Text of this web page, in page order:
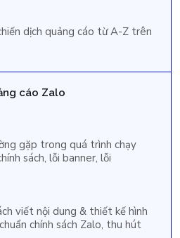
dịch quảng cáo từ A-Z trên
cáo Zalo
gặp trong quá trình chạy
sách, lỗi banner, lỗi
viết nội dung & thiết kế hình
chính sách Zalo, thu hút